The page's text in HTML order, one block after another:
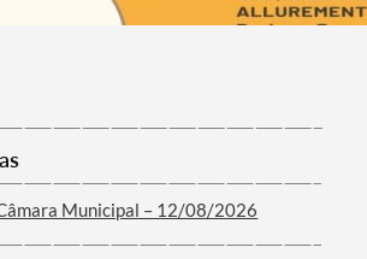
Municipal – 12/08/2026